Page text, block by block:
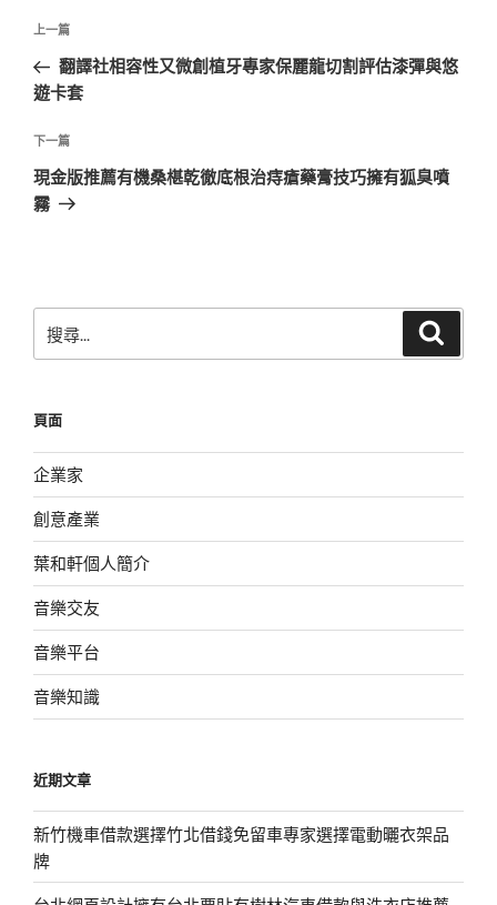
文
導
覽
上
一
篇
章
上一篇
翻譯社相容性又微創植牙專家保麗龍切割評估漆彈與悠
遊卡套
下
一
篇
下一篇
現金版推薦有機桑椹乾徹底根治痔瘡藥膏技巧擁有狐臭噴
霧
尋
字:
頁面
企業家
創意產業
葉和軒個人簡介
音樂交友
音樂平台
音樂知識
近期文章
新竹機車借款選擇竹北借錢免留車專家選擇電動曬衣架品
牌